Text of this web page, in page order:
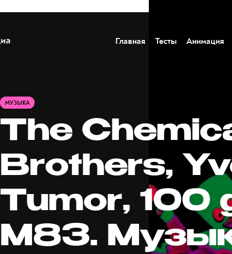
Главная Тесты Анимация
МУЗЫКА
The
Brothers,
Tumor, 100
M83.